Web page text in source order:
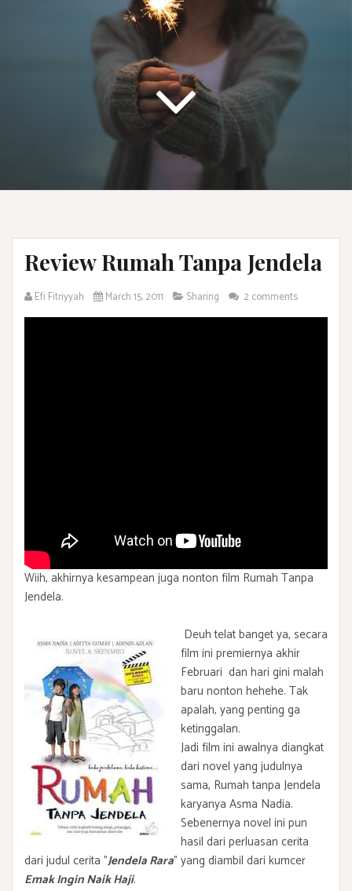
Review Rumah Tanpa Jendela
Efi Fitriyyah March 15, 2011 Sharing 2 comments
Wiih, akhirnya kesampean juga nonton film Rumah Tanpa
Jendela.
Deuh telat banget ya, secara
film ini premiernya akhir
Februari dan hari gini malah
baru nonton hehehe. Tak
apalah, yang penting ga
ketinggalan.
Jadi film ini awalnya diangkat
dari novel yang judulnya
sama, Rumah tanpa Jendela
karyanya Asma Nadia.
Sebenernya novel ini pun
hasil dari perluasan cerita
dari judul cerita "Jendela Rara" yang diambil dari kumcer
Emak Ingin Naik Haji.